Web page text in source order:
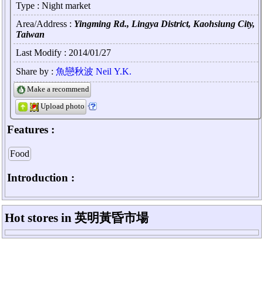
Type : Night market
Area/Address : Yingming Rd., Lingya District, Kaohsiung City,
Taiwan
Last Modify : 2014/01/27
Share by : 魚戀秋波 Neil Y.K.
Make a recommend
Upload photo
Features :
Food
Introduction :
Hot stores in 英明黃昏市場